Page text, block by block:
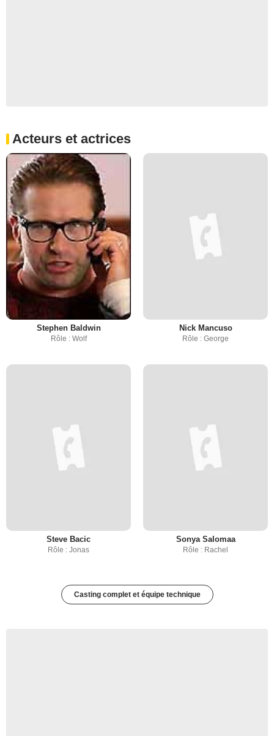
Acteurs et actrices
Stephen Baldwin
Rôle : Wolf
Nick Mancuso
Rôle : George
Steve Bacic
Rôle : Jonas
Sonya Salomaa
Rôle : Rachel
Casting complet et équipe technique